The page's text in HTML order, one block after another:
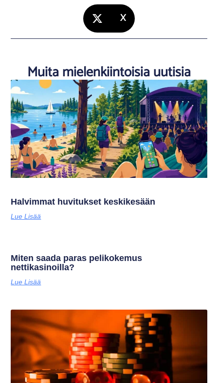
X
Muita mielenkiintoisia uutisia
Halvimmat huvitukset keskikesään
Lue Lisää
Miten saada paras pelikokemus
nettikasinoilla?
Lue Lisää